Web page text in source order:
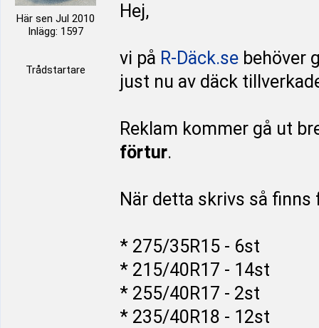
Här sen Jul 2010
Inlägg: 1597
Trådstartare
Hej,
vi på R-Däck.se behöver
just nu av däck
Reklam kommer gå ut
förtur.
När detta skrivs så
* 275/35R15 - 6st
* 215/40R17 - 14st
* 255/40R17 - 2st
* 235/40R18 - 12st